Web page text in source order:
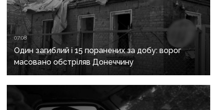
07:08
Один загиблий і 15 поранених за добу: ворог
масовано обстріляв Донеччину